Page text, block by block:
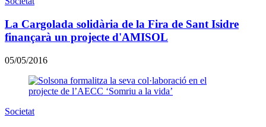
La Cargolada solidària de la Fira de Sant Isidre
finançarà un projecte d'AMISOL
05/05/2016
Societat